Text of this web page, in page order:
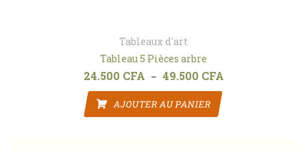
Tableaux d'art
Tableau 5 Pièces arbre
24.500 CFA – 49.500 CFA
AJOUTER AU PANIER